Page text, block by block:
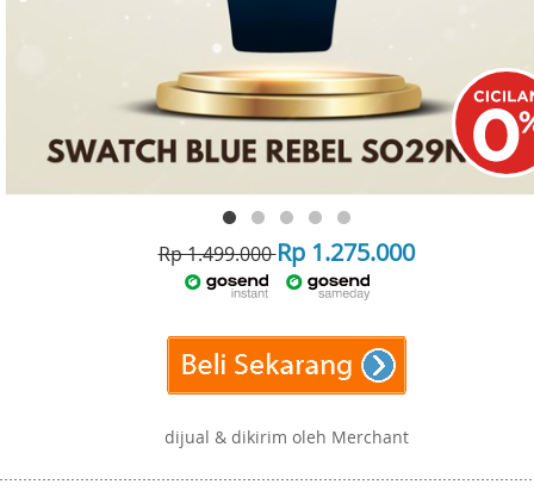
Rp 1.499.000Rp 1.275.000
dijual & dikirim oleh Merchant